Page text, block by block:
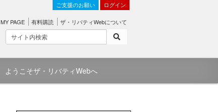
ご支援のお願い ログイン
MY PAGE 有料購読 ザ・リバティWebについて
ようこそザ・リバティWebへ